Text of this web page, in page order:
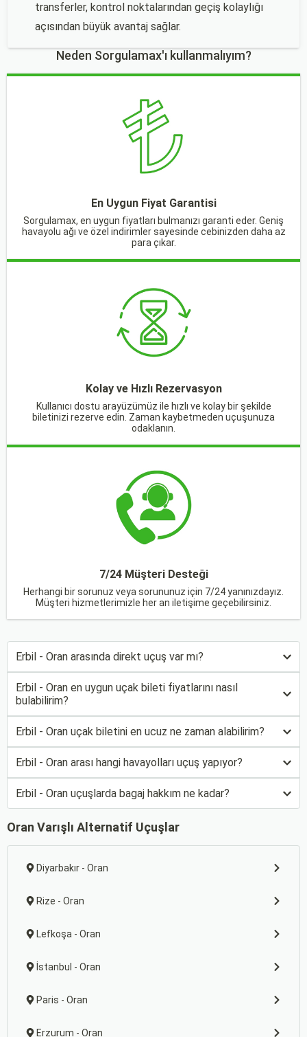
transferler, kontrol noktalarından geçiş kolaylığı
açısından büyük avantaj sağlar.
Neden Sorgulamax'ı kullanmalıyım?
En Uygun Fiyat Garantisi
Sorgulamax, en uygun fiyatları bulmanızı garanti eder. Geniş
havayolu ağı ve özel indirimler sayesinde cebinizden daha az
para çıkar.
Kolay ve Hızlı Rezervasyon
Kullanıcı dostu arayüzümüz ile hızlı ve kolay bir şekilde
biletinizi rezerve edin. Zaman kaybetmeden uçuşunuza
odaklanın.
7/24 Müşteri Desteği
Herhangi bir sorunuz veya sorununuz için 7/24 yanınızdayız.
Müşteri hizmetlerimizle her an iletişime geçebilirsiniz.
Erbil - Oran arasında direkt uçuş var mı?
Erbil - Oran en uygun uçak bileti fiyatlarını nasıl
bulabilirim?
Erbil - Oran uçak biletini en ucuz ne zaman alabilirim?
Erbil - Oran arası hangi havayolları uçuş yapıyor?
Erbil - Oran uçuşlarda bagaj hakkım ne kadar?
Oran Varışlı Alternatif Uçuşlar
Diyarbakır - Oran
Rize - Oran
Lefkoşa - Oran
İstanbul - Oran
Paris - Oran
Erzurum - Oran